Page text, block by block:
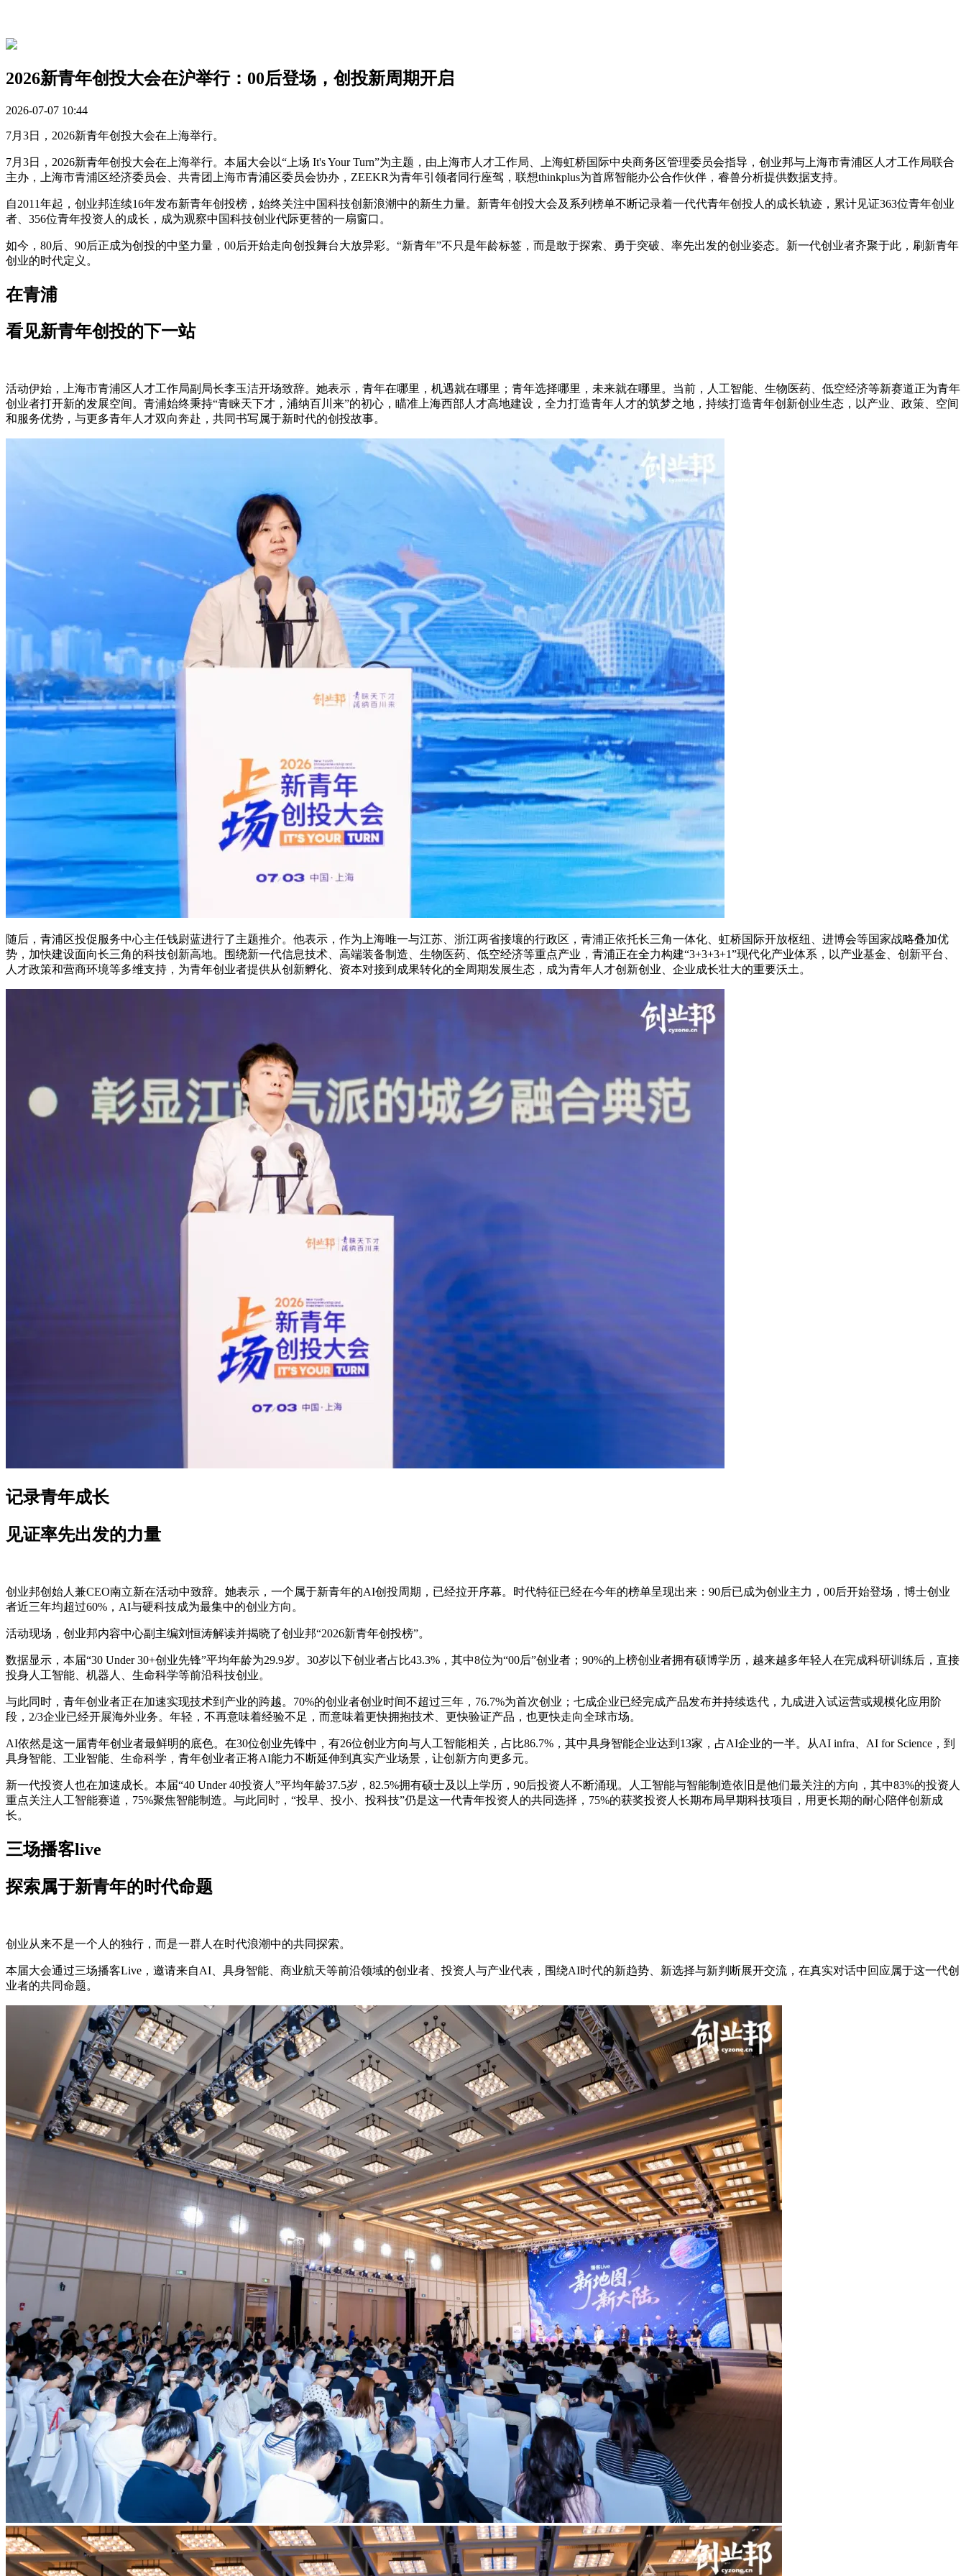
2026新青年创投大会在沪举行：00后登场，创投新周期开启
2026-07-07 10:44
7月3日，2026新青年创投大会在上海举行。
7月3日，2026新青年创投大会在上海举行。本届大会以“上场 It's Your Turn”为主题，由上海市人才工作局、上海虹桥国际中央商务区管理委员会指导，创业邦与上海市青浦区人才工作局联合
主办，上海市青浦区经济委员会、共青团上海市青浦区委员会协办，ZEEKR为青年引领者同行座驾，联想thinkplus为首席智能办公合作伙伴，睿兽分析提供数据支持。
自2011年起，创业邦连续16年发布新青年创投榜，始终关注中国科技创新浪潮中的新生力量。新青年创投大会及系列榜单不断记录着一代代青年创投人的成长轨迹，累计见证363位青年创业
者、356位青年投资人的成长，成为观察中国科技创业代际更替的一扇窗口。
如今，80后、90后正成为创投的中坚力量，00后开始走向创投舞台大放异彩。“新青年”不只是年龄标签，而是敢于探索、勇于突破、率先出发的创业姿态。新一代创业者齐聚于此，刷新青年
创业的时代定义。
在青浦
看见新青年创投的下一站
活动伊始，上海市青浦区人才工作局副局长李玉洁开场致辞。她表示，青年在哪里，机遇就在哪里；青年选择哪里，未来就在哪里。当前，人工智能、生物医药、低空经济等新赛道正为青年
创业者打开新的发展空间。青浦始终秉持“青睐天下才，浦纳百川来”的初心，瞄准上海西部人才高地建设，全力打造青年人才的筑梦之地，持续打造青年创新创业生态，以产业、政策、空间
和服务优势，与更多青年人才双向奔赴，共同书写属于新时代的创投故事。
随后，青浦区投促服务中心主任钱尉蓝进行了主题推介。他表示，作为上海唯一与江苏、浙江两省接壤的行政区，青浦正依托长三角一体化、虹桥国际开放枢纽、进博会等国家战略叠加优
势，加快建设面向长三角的科技创新高地。围绕新一代信息技术、高端装备制造、生物医药、低空经济等重点产业，青浦正在全力构建“3+3+3+1”现代化产业体系，以产业基金、创新平台、
人才政策和营商环境等多维支持，为青年创业者提供从创新孵化、资本对接到成果转化的全周期发展生态，成为青年人才创新创业、企业成长壮大的重要沃土。
记录青年成长
见证率先出发的力量
创业邦创始人兼CEO南立新在活动中致辞。她表示，一个属于新青年的AI创投周期，已经拉开序幕。时代特征已经在今年的榜单呈现出来：90后已成为创业主力，00后开始登场，博士创业
者近三年均超过60%，AI与硬科技成为最集中的创业方向。
活动现场，创业邦内容中心副主编刘恒涛解读并揭晓了创业邦“2026新青年创投榜”。
数据显示，本届“30 Under 30+创业先锋”平均年龄为29.9岁。30岁以下创业者占比43.3%，其中8位为“00后”创业者；90%的上榜创业者拥有硕博学历，越来越多年轻人在完成科研训练后，直接
投身人工智能、机器人、生命科学等前沿科技创业。
与此同时，青年创业者正在加速实现技术到产业的跨越。70%的创业者创业时间不超过三年，76.7%为首次创业；七成企业已经完成产品发布并持续迭代，九成进入试运营或规模化应用阶
段，2/3企业已经开展海外业务。年轻，不再意味着经验不足，而意味着更快拥抱技术、更快验证产品，也更快走向全球市场。
AI依然是这一届青年创业者最鲜明的底色。在30位创业先锋中，有26位创业方向与人工智能相关，占比86.7%，其中具身智能企业达到13家，占AI企业的一半。从AI infra、AI for Science，到
具身智能、工业智能、生命科学，青年创业者正将AI能力不断延伸到真实产业场景，让创新方向更多元。
新一代投资人也在加速成长。本届“40 Under 40投资人”平均年龄37.5岁，82.5%拥有硕士及以上学历，90后投资人不断涌现。人工智能与智能制造依旧是他们最关注的方向，其中83%的投资人
重点关注人工智能赛道，75%聚焦智能制造。与此同时，“投早、投小、投科技”仍是这一代青年投资人的共同选择，75%的获奖投资人长期布局早期科技项目，用更长期的耐心陪伴创新成
长。
三场播客live
探索属于新青年的时代命题
创业从来不是一个人的独行，而是一群人在时代浪潮中的共同探索。
本届大会通过三场播客Live，邀请来自AI、具身智能、商业航天等前沿领域的创业者、投资人与产业代表，围绕AI时代的新趋势、新选择与新判断展开交流，在真实对话中回应属于这一代创
业者的共同命题。